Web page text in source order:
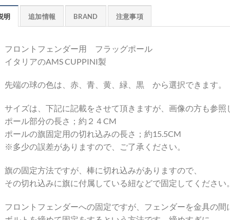
明 追加情報 BRAND 注意事項
フロントフェンダー用 フラッグポール
イタリアのAMS CUPPINI製
先端の球の色は、赤、青、黄、緑、黒 から選択できます。
サイズは、下記に記載をさせて頂きますが、画像の方も参照
ポール部分の長さ；約２４CM
ポールの旗固定用の切れ込みの長さ；約15.5CM
※多少の誤差がありますので、ご了承ください。
旗の固定方法ですが、棒に切れ込みがありますので、
その切れ込みに旗に付属している紐などで固定してください。
フロントフェンダーへの固定ですが、フェンダーを金具の間